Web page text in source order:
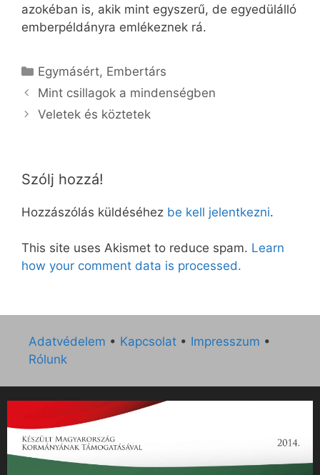
azokéban is, akik mint egyszerű, de egyedülálló
emberpéldányra emlékeznek rá.
Kategória
Egymásért, Embertárs
Mint csillagok a mindenségben
Veletek és köztetek
Szólj hozzá!
Hozzászólás küldéséhez be kell jelentkezni.
This site uses Akismet to reduce spam. Learn
how your comment data is processed.
Adatvédelem • Kapcsolat • Impresszum •
Rólunk